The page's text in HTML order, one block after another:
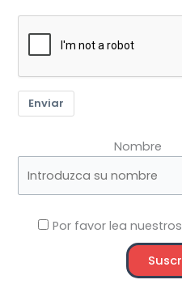
Enviar
Nombre
Por favor lea nuestros